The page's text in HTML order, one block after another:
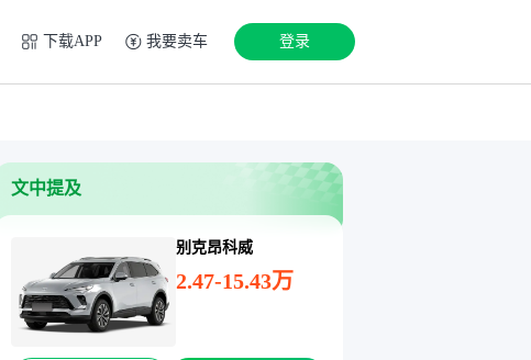
下载APP 我要卖车 登录
文中提及
别克昂科威
2.47-15.43万